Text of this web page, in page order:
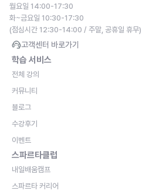
월요일 14:00-17:30
화~금요일 10:30-17:30
(점심시간 12:30-14:00 / 주말, 공휴일 휴무)
고객센터 바로가기
학습 서비스
전체 강의
커뮤니티
블로그
수강후기
이벤트
스파르타클럽
내일배움캠프
스파르타 커리어